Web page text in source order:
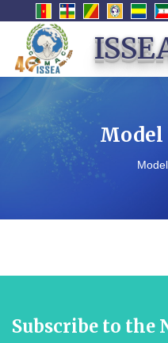
Model
Subscribe to the